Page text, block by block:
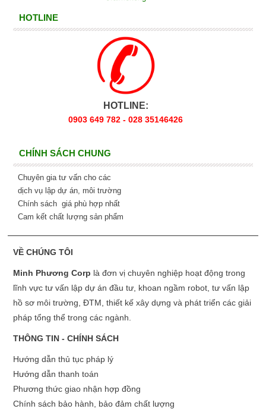
HOTLINE
HOTLINE:
0903 649 782 - 028 35146426
CHÍNH SÁCH CHUNG
Chuyên gia tư vấn cho các
dịch vụ lập dự án, môi trường
Chính sách giá phù hợp nhất
Cam kết chất lượng sản phẩm
VỀ CHÚNG TÔI
Minh Phương Corp là đơn vị chuyên nghiệp hoạt động trong
lĩnh vực tư vấn lập dự án đầu tư, khoan ngầm robot, tư vấn lập
hồ sơ môi trường, ĐTM, thiết kế xây dựng và phát triển các giải
pháp tổng thể trong các ngành.
THÔNG TIN - CHÍNH SÁCH
Hướng dẫn thủ tục pháp lý
Hướng dẫn thanh toán
Phương thức giao nhận hợp đồng
Chính sách bảo hành, bảo đảm chất lượng